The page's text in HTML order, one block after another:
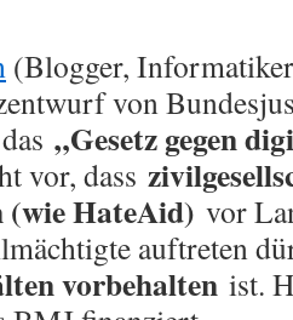
(Blogger,
von
„Gesetz gegen
vor, dass
(wie HateAid) vor
auftreten
vorbehalten ist.